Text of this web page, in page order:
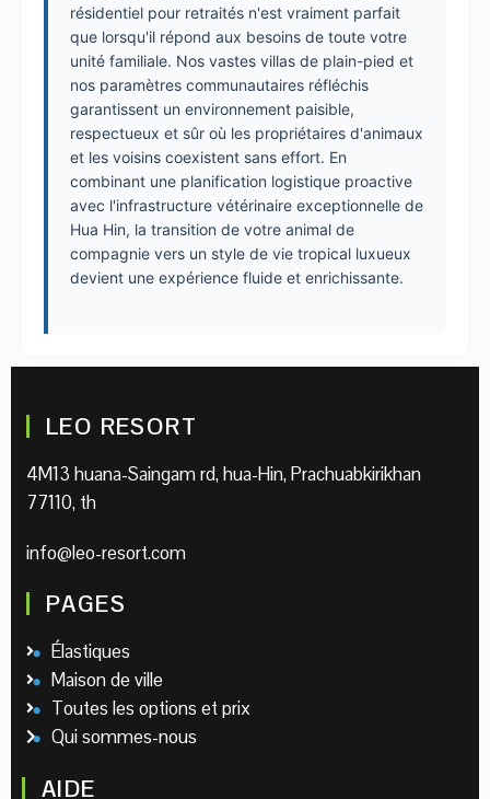
résidentiel pour retraités n'est vraiment parfait
que lorsqu'il répond aux besoins de toute votre
unité familiale. Nos vastes villas de plain-pied et
nos paramètres communautaires réfléchis
garantissent un environnement paisible,
respectueux et sûr où les propriétaires d'animaux
et les voisins coexistent sans effort. En
combinant une planification logistique proactive
avec l'infrastructure vétérinaire exceptionnelle de
Hua Hin, la transition de votre animal de
compagnie vers un style de vie tropical luxueux
devient une expérience fluide et enrichissante.
LEO RESORT
4M13 huana-Saingam rd, hua-Hin, Prachuabkirikhan
77110, th
info@leo-resort.com
PAGES
Élastiques
Maison de ville
Toutes les options et prix
Qui sommes-nous
AIDE